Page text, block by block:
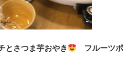
とさつま芋おやき
フルーツポ